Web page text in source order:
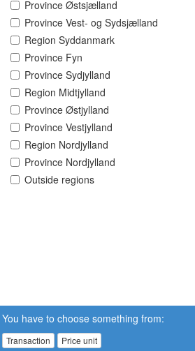
Province Østsjælland
Province Vest- og Sydsjælland
Region Syddanmark
Province Fyn
Province Sydjylland
Region Midtjylland
Province Østjylland
Province Vestjylland
Region Nordjylland
Province Nordjylland
Outside regions
You have to choose something from:
Transaction Price unit